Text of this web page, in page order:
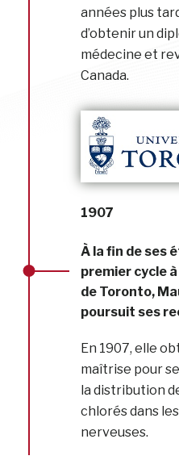
années plus
d’obtenir un
médecine et
Canada.
1907
À la fin de ses
premier cycle
de Toronto,
poursuit ses
En 1907, elle
maîtrise pour
la distribution
chlorés dans
nerveuses.